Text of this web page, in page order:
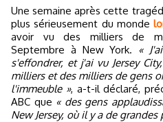
Une semaine après cette
plus sérieusement du monde
avoir vu des milliers de
Septembre à New York. «
s'effondrer, et j'ai vu Jersey
milliers et des milliers de gens
l'immeuble », a-t-il déclaré,
ABC que « des gens
New Jersey, où il y a de